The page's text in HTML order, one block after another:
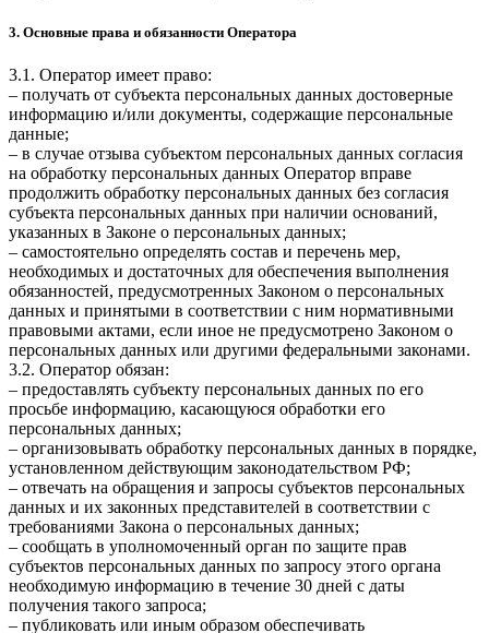
3. Основные права и обязанности Оператора
3.1. Оператор имеет право:
– получать от субъекта персональных данных достоверные
информацию и/или документы, содержащие персональные
данные;
– в случае отзыва субъектом персональных данных согласия
на обработку персональных данных Оператор вправе
продолжить обработку персональных данных без согласия
субъекта персональных данных при наличии оснований,
указанных в Законе о персональных данных;
– самостоятельно определять состав и перечень мер,
необходимых и достаточных для обеспечения выполнения
обязанностей, предусмотренных Законом о персональных
данных и принятыми в соответствии с ним нормативными
правовыми актами, если иное не предусмотрено Законом о
персональных данных или другими федеральными законами.
3.2. Оператор обязан:
– предоставлять субъекту персональных данных по его
просьбе информацию, касающуюся обработки его
персональных данных;
– организовывать обработку персональных данных в порядке,
установленном действующим законодательством РФ;
– отвечать на обращения и запросы субъектов персональных
данных и их законных представителей в соответствии с
требованиями Закона о персональных данных;
– сообщать в уполномоченный орган по защите прав
субъектов персональных данных по запросу этого органа
необходимую информацию в течение 30 дней с даты
получения такого запроса;
– публиковать или иным образом обеспечивать